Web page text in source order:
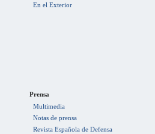
En el Exterior
Prensa
Multimedia
Notas de prensa
Revista Española de Defensa